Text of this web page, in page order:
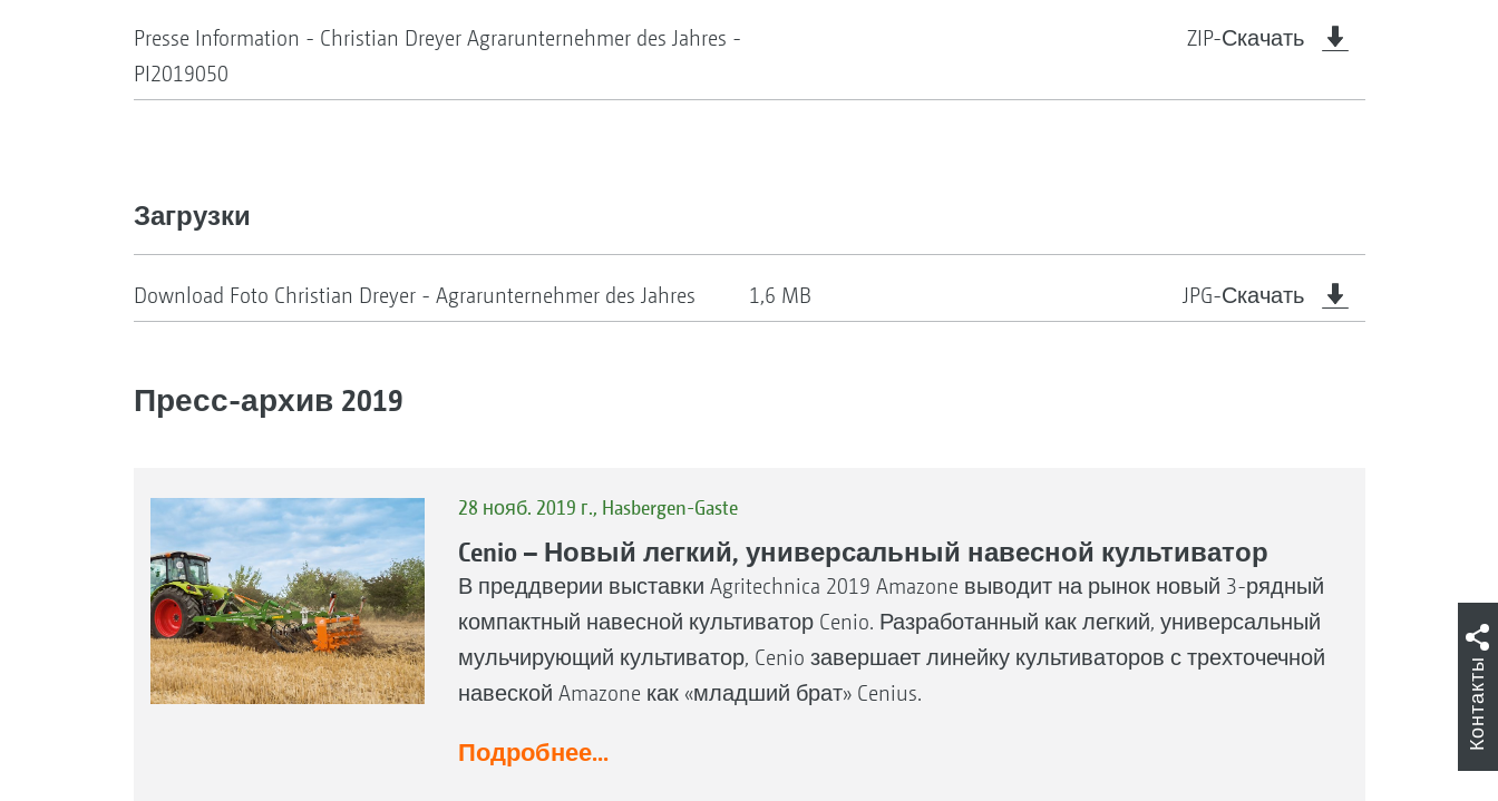
Presse Information - Christian Dreyer Agrarunternehmer des Jahres -
PI2019050
ZIP-Скачать
Загрузки
Download Foto Christian Dreyer - Agrarunternehmer des Jahres 1,6 MB JPG-Скачать
Пресс-архив 2019
28 нояб. 2019 г., Hasbergen-Gaste
Cenio – Новый легкий, универсальный навесной культиватор
В преддверии выставки Agritechnica 2019 Amazone выводит на рынок новый 3-рядный
компактный навесной культиватор Cenio. Разработанный как легкий, универсальный
мульчирующий культиватор, Cenio завершает линейку культиваторов с трехточечной
навеской Amazone как «младший брат» Cenius.
Подробнее...
Контакты